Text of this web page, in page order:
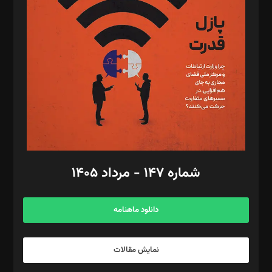
تحریریه‌: مجتبی محمود‌ی، آرش برهمند، یسنا امان‌پور، سروش کرمیان،
مصطفی مسجدی آرانی، ابوالفضل رجبی، زهرا فکرانه، فائزه فتحی
رستمی،مصطفی باستان
ویرایش: نگار استاد‌‌آقا
طراح یونیفرم: مجید توکلی
فیلمبرداری و عکاسی: امیر شفیعی، مانی لطفی زاده
گرافیک و صفحه‌آرایی: سید‌سبحان‌علی ثابت
مد‌یر توسعه تجاری: کامبیز برید‌
امور مالی: شاپور رهبری، محمد‌ کاظمی‌نیا
آگهی و مشترکین: ۰۹۱۹۹۹۹۰۴۵۴
شماره ۱۴۷ - مرداد ۱۴۰۵
دانلود ماهنامه
نمایش مقالات